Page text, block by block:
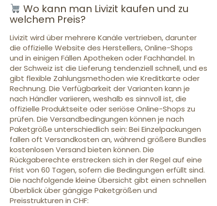
Wo kann man Livizit kaufen und zu
welchem Preis?
Livizit wird über mehrere Kanäle vertrieben, darunter
die offizielle Website des Herstellers, Online-Shops
und in einigen Fällen Apotheken oder Fachhandel. In
der Schweiz ist die Lieferung tendenziell schnell, und es
gibt flexible Zahlungsmethoden wie Kreditkarte oder
Rechnung. Die Verfügbarkeit der Varianten kann je
nach Händler variieren, weshalb es sinnvoll ist, die
offizielle Produktseite oder seriöse Online-Shops zu
prüfen. Die Versandbedingungen können je nach
Paketgröße unterschiedlich sein: Bei Einzelpackungen
fallen oft Versandkosten an, während größere Bundles
kostenlosen Versand bieten können. Die
Rückgaberechte erstrecken sich in der Regel auf eine
Frist von 60 Tagen, sofern die Bedingungen erfüllt sind.
Die nachfolgende kleine Übersicht gibt einen schnellen
Überblick über gängige Paketgrößen und
Preisstrukturen in CHF: